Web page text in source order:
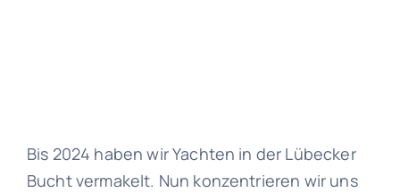
Bis 2024 haben wir Yachten in der Lübecker
Bucht vermakelt. Nun konzentrieren wir uns